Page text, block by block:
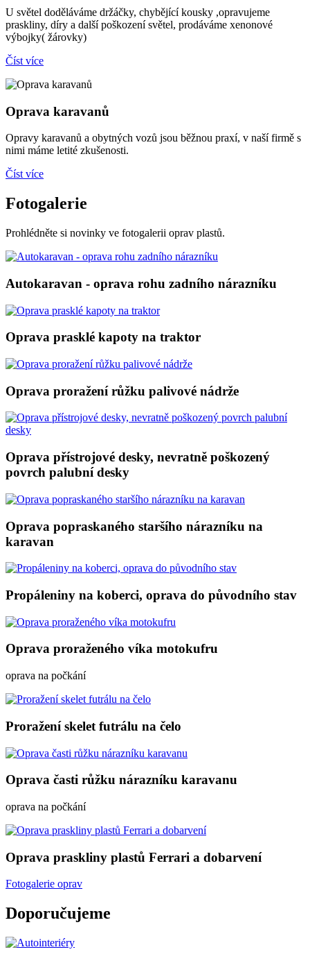
U světel doděláváme držáčky, chybějící kousky ,opravujeme
praskliny, díry a další poškození světel, prodáváme xenonové
výbojky( žárovky)
Číst více
Oprava karavanů
Opravy karavanů a obytných vozů jsou běžnou praxí, v naší firmě s
nimi máme letité zkušenosti.
Číst více
Fotogalerie
Prohlédněte si novinky ve fotogalerii oprav plastů.
Autokaravan - oprava rohu zadního nárazníku
Oprava prasklé kapoty na traktor
Oprava proražení růžku palivové nádrže
Oprava přístrojové desky, nevratně poškozený
povrch palubní desky
Oprava popraskaného staršího nárazníku na
karavan
Propáleniny na koberci, oprava do původního stav
Oprava proraženého víka motokufru
oprava na počkání
Proražení skelet futrálu na čelo
Oprava časti růžku nárazníku karavanu
oprava na počkání
Oprava praskliny plastů Ferrari a dobarvení
Fotogalerie oprav
Doporučujeme